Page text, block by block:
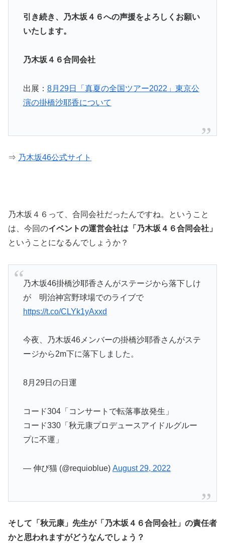
引き続き、乃木坂４６への声援をよろしくお願い
いたします。
乃木坂４６合同会社
出展： 8月29日「真夏の全国ツアー2022」東京公
演の掛橋沙耶香について
⇒ 乃木坂46公式サイト
乃木坂４６って、合同会社だったんですね。ということ
は、今回のイベントの運営会社は「乃木坂４６合同会社」
ということになるんでしょうか？
乃木坂46掛橋沙耶香さんがステージから落下しけ
が 明治神宮野球場でのライブで
https://t.co/CLYk1yAxxd
今夜、乃木坂46メンバーの掛橋沙耶香さんがステ
ージから2m下に落下しました。
8月29日の日運
コード304「コンサートで転落事故発生」
コード330「秋元康プロデュースアイドルグルー
プに不運」
— 伸び猫 (@requioblue) August 29, 2022
そして「秋元康」先生が「乃木坂４６合同会社」の責任者
かと思われますがどうなんでしょう？